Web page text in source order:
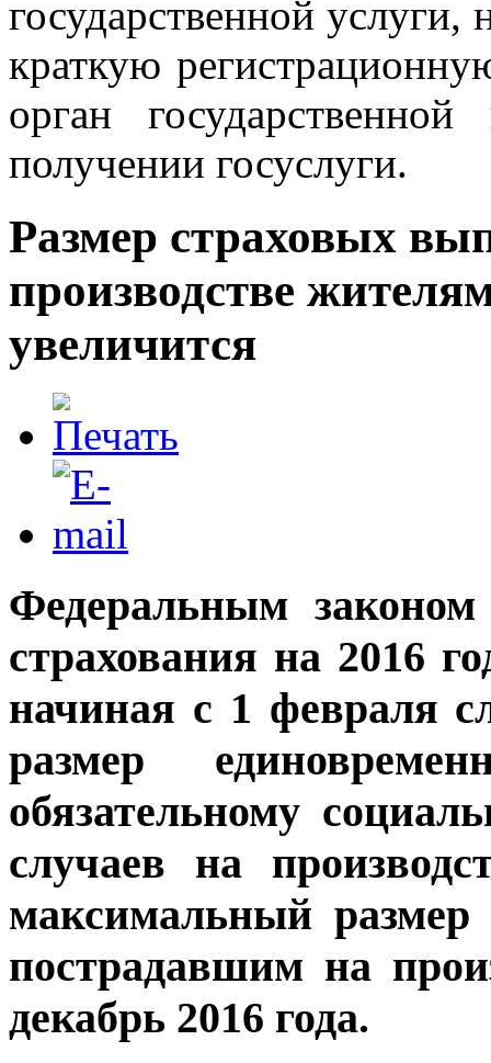
государственной
краткую
орган
получении госуслуги.
Размер страховых
производстве
увеличится
Федеральным
страхования на 2016
начиная с 1 февраля
размер
обязательному
случаев на
максимальный
пострадавшим на
декабрь 2016 года.